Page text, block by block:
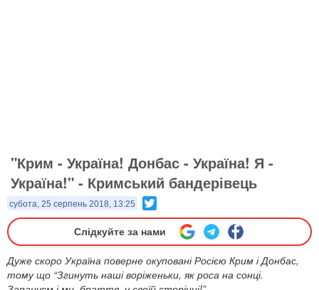
"Крим - Україна! Донбас - Україна! Я -
Україна!" - Кримський бандерівець
субота, 25 серпень 2018, 13:25
Слідкуйте за нами
Дуже скоро Україна поверне окуповані Росією Крим і Донбас,
тому що “Згинуть наші воріженьки, як роса на сонці.